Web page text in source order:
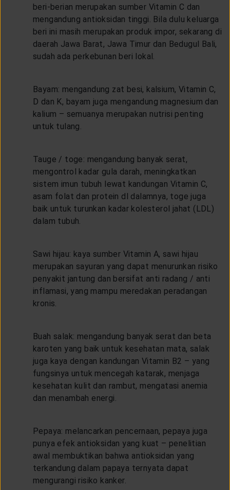
beri-berian merupakan sumber Vitamin C dan
mengandung antioksidan tinggi. Bila dulu keluarga
beri ini masih merupakan produk impor, sekarang di
daerah Jawa Barat, Jawa Timur dan Bedugul Bali,
sudah ada perkebunan beri lokal.
Bayam: mengandung zat besi, kalsium, Vitamin C,
D dan K, bayam juga mengandung magnesium dan
kalium – semuanya merupakan nutrisi penting
untuk tulang.
Tauge / toge: mengandung banyak serat,
mengontrol kadar gula darah, meningkatkan
sistem imun tubuh lewat kandungan Vitamin C,
asam folat dan protein dl dalamnya, toge juga
baik untuk turunkan kadar kolesterol jahat (LDL)
dalam tubuh.
Sawi hijau: kaya sumber Vitamin A, sawi hijau
merupakan sayuran yang dapat menurunkan risiko
penyakit jantung dan bersifat anti radang / anti
inflamasi, yang mampu meredakan peradangan
kronis.
Buah salak: mengandung banyak serat dan beta
karoten yang baik untuk kesehatan mata, salak
juga kaya dengan kandungan Vitamin B2 – yang
fungsinya untuk mencegah katarak, menjaga
kesehatan kulit dan rambut, mengatasi anemia
dan menambah energi.
Pepaya: melancarkan pencernaan, pepaya juga
punya efek antioksidan yang kuat – penelitian
awal membuktikan bahwa antioksidan yang
terkandung dalam papaya ternyata dapat
mengurangi risiko kanker.